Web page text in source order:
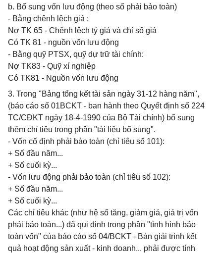
b. Bổ sung vốn lưu động (theo số phải bảo toàn)
- Bằng chênh lệch giá :
Nợ TK 65 - Chênh lệch tỷ giá và chỉ số giá
Có TK 81 - nguồn vốn lưu động
- Bằng quỹ PTSX, quỹ dự trữ tài chính:
Nợ TK83 - Quỹ xí nghiệp
Có TK81 - Nguồn vốn lưu động
3. Trong "Bảng tổng kết tài sản ngày 31-12 hàng năm",
(báo cáo số 01BCKT - ban hành theo Quyết định số 224
TC/CĐKT ngày 18-4-1990 của Bộ Tài chính) bổ sung
thêm chỉ tiêu trong phần "tài liệu bổ sung".
- Vốn cố định phải bảo toàn (chỉ tiêu số 101):
+ Số đầu năm...
+ Số cuối kỳ...
- Vốn lưu động phải bảo toàn (chỉ tiêu số 102):
+ Số đầu năm...
+ Số cuối kỳ...
Các chỉ tiêu khác (như hệ số tăng, giảm giá, giá trị vốn
phải bảo toàn...) đã qui định trong phần "tình hình bảo
toàn vốn" của báo cáo số 04/BCKT - Bản giải trình kết
quả hoạt động sản xuất - kinh doanh... phải được tính